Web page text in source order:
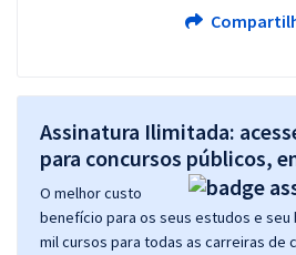
Assinatura Ilimitada:
para concursos públicos,
O melhor custo
benefício para os seus estudos e seu
mil cursos para todas as carreiras de